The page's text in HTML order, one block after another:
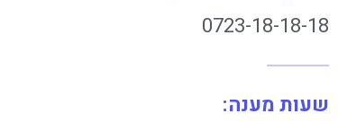
0723-18-18-18
שעות מענה: